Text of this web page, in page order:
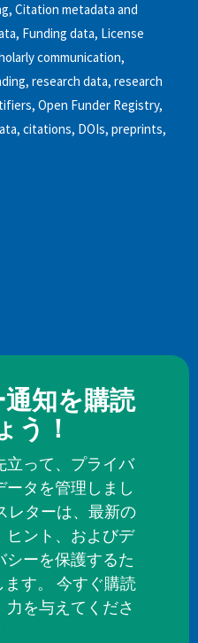
Citation metadata and
Funding data, License
communication,
research data, research
Open Funder Registry,
citations, DOIs, preprints,
知を購読
う！
立って、プライバ
ータを管理しまし
レターは、最新の
ヒント、およびデ
シーを保護するた
す。 今すぐ購読
力を与えてくださ